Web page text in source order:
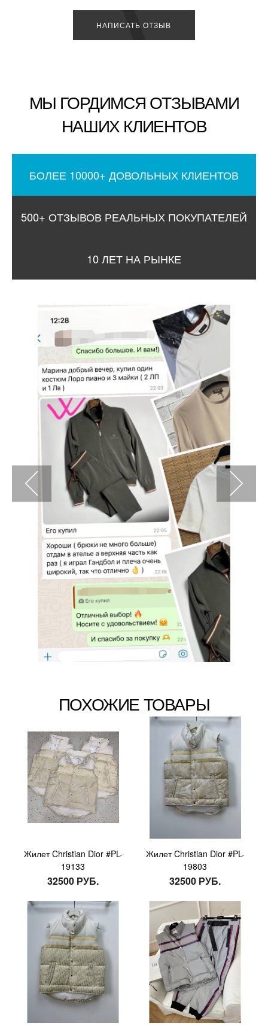
НАПИСАТЬ ОТЗЫВ
МЫ ГОРДИМСЯ ОТЗЫВАМИ
НАШИХ КЛИЕНТОВ
БОЛЕЕ 10000+ ДОВОЛЬНЫХ КЛИЕНТОВ
500+ ОТЗЫВОВ РЕАЛЬНЫХ ПОКУПАТЕЛЕЙ
10 ЛЕТ НА РЫНКЕ
ПОХОЖИЕ ТОВАРЫ
Жилет Christian Dior #PL-
19133
32500 РУБ.
Жилет Christian Dior #PL-
19803
32500 РУБ.